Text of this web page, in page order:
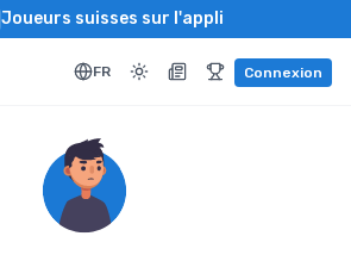
Joueurs suisses sur l'appli
FR Connexion